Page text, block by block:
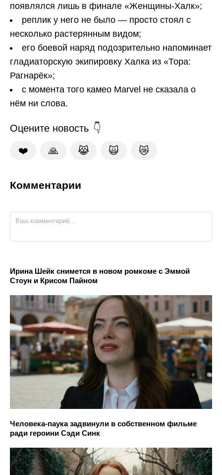
появлялся лишь в финале «Женщины-Халк»;
реплик у него не было — просто стоял с
несколько растерянным видом;
его боевой наряд подозрительно напоминает
гладиаторскую экипировку Халка из «Тора:
Рагнарёк»;
с момента того камео Marvel не сказала о
нём ни слова.
Оцените новость
❤️ 🙏 😹 🙀 😿
Комментарии
Ирина Шейк снимется в новом ромкоме с Эммой
Стоун и Крисом Пайном
Человека-паука задвинули в собственном фильме
ради героини Сэди Синк